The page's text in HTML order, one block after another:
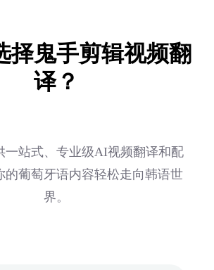
择鬼手剪辑视频翻
译？
一站式、专业级AI视频翻译和配
的葡萄牙语内容轻松走向韩语世
界。